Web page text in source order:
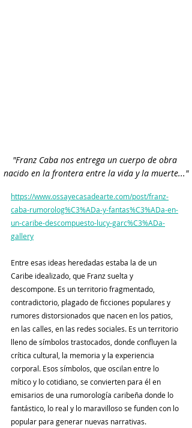
"Franz Caba nos entrega un cuerpo de obra
nacido en la frontera entre la vida y la muerte..."
https://www.ossayecasadearte.com/post/franz-
caba-rumorolog%C3%ADa-y-fantas%C3%ADa-en-
un-caribe-descompuesto-lucy-garc%C3%ADa-
gallery
Entre esas ideas heredadas estaba la de un
Caribe idealizado, que Franz suelta y
descompone. Es un territorio fragmentado,
contradictorio, plagado de ficciones populares y
rumores distorsionados que nacen en los patios,
en las calles, en las redes sociales. Es un territorio
lleno de símbolos trastocados, donde confluyen la
crítica cultural, la memoria y la experiencia
corporal. Esos símbolos, que oscilan entre lo
mítico y lo cotidiano, se convierten para él en
emisarios de una rumorología caribeña donde lo
fantástico, lo real y lo maravilloso se funden con lo
popular para generar nuevas narrativas.